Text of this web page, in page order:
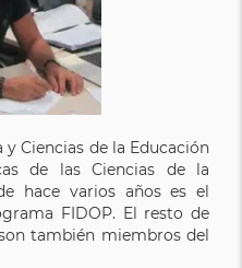
Ciencias de la Educación
de las Ciencias de la
hace varios años es el
FIDOP. El resto de
también miembros del